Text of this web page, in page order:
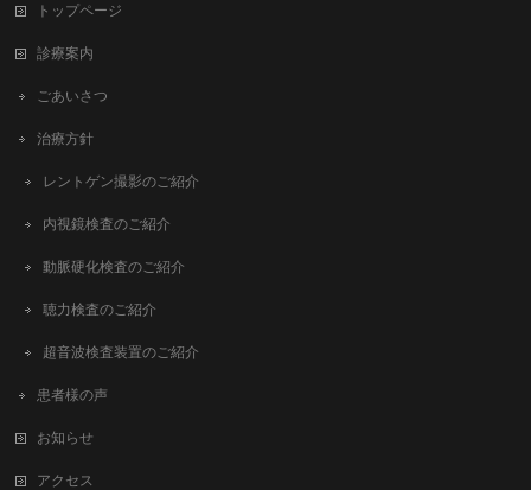
トップページ
診療案内
ごあいさつ
治療方針
レントゲン撮影のご紹介
内視鏡検査のご紹介
動脈硬化検査のご紹介
聴力検査のご紹介
超音波検査装置のご紹介
患者様の声
お知らせ
アクセス